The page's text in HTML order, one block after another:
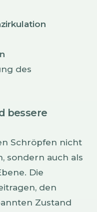
des
bessere
Schröpfen nicht
sondern auch als
Die
den
Zustand